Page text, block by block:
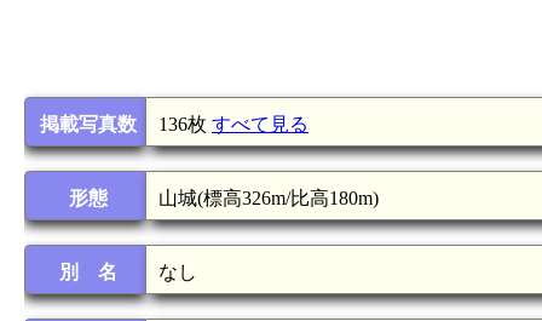
掲載写真数 136枚 すべて見る
形態 山城(標高326m/比高180m)
別 名 なし